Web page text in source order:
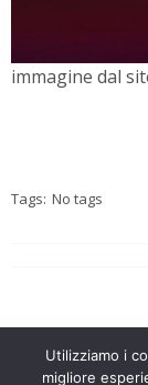
immagine dal
Tags: No tags
Utilizziamo i
migliore